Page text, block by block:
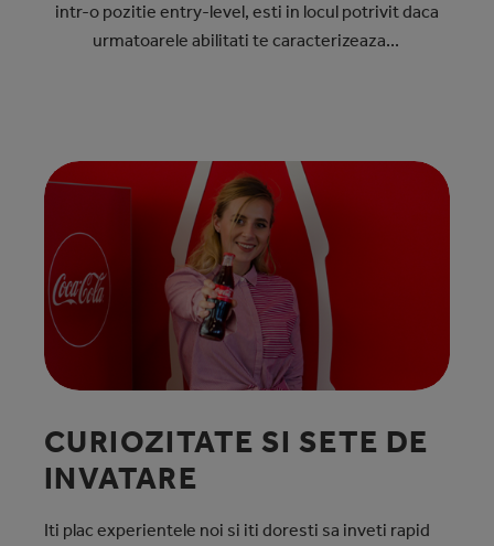
intr-o pozitie entry-level, esti in locul potrivit daca
urmatoarele abilitati te caracterizeaza...
CURIOZITATE SI SETE DE
INVATARE
Iti plac experientele noi si iti doresti sa inveti rapid